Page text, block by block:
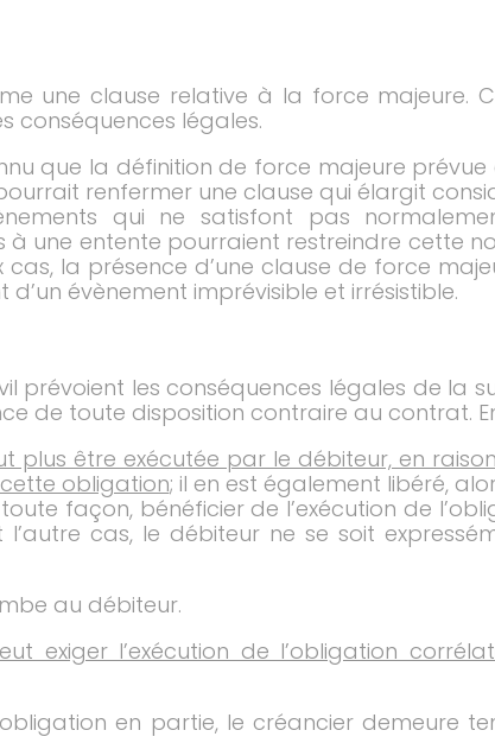
une clause relative à la force majeure.
conséquences légales.
que la définition de force majeure prévue
renfermer une clause qui élargit
qui ne satisfont pas
à une entente pourraient restreindre cette
cas, la présence d’une clause de force
évènement imprévisible et irrésistible.
prévoient les conséquences légales de la
de toute disposition contraire au contrat.
plus être exécutée par le débiteur, en
cette obligation; il en est également libéré,
façon, bénéficier de l’exécution de
l’autre cas, le débiteur ne se soit
au débiteur.
exiger l’exécution de l’obligation
en partie, le créancier demeure